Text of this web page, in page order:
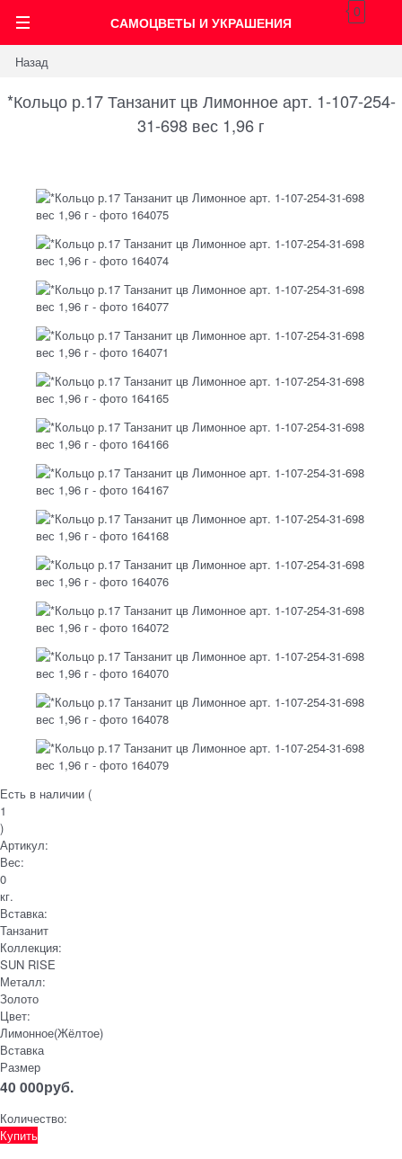
САМОЦВЕТЫ И УКРАШЕНИЯ
0
Назад
*Кольцо р.17 Танзанит цв Лимонное арт. 1-107-254-
31-698 вес 1,96 г
Есть в наличии (
1
)
Артикул:
Вес:
0
кг.
Вставка:
Танзанит
Коллекция:
SUN RISE
Металл:
Золото
Цвет:
Лимонное(Жёлтое)
Вставка
Размер
40 000руб.
Количество:
Купить